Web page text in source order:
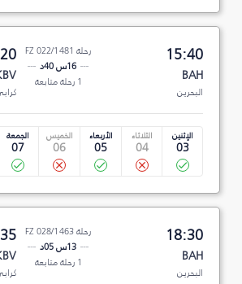
15:40
BAH
البحرين
رحلة FZ 022/1481
16س 40د
1 رحلة متابعة
الإثنين
03
الثلاثاء
04
الأربعاء
05
الخميس
06
الجمعة
07
18:30
BAH
البحرين
رحلة FZ 028/1463
13س 05د
1 رحلة متابعة